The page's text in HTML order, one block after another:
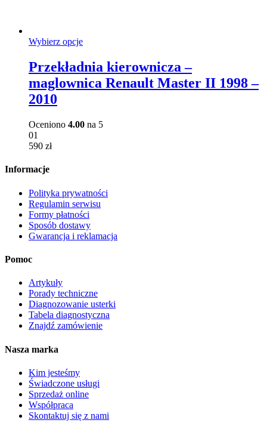
Wybierz opcjeTen
ma
wiele
wariantów.
na
Przekładnia kierownicza –
maglownica Renault Master II 1998 –
2010
Oceniono 4.00 na 5
01
590 zł
Informacje
Polityka prywatności
Regulamin serwisu
Formy płatności
Sposób dostawy
Gwarancja i reklamacja
Pomoc
Artykuły
Porady techniczne
Diagnozowanie usterki
Tabela diagnostyczna
Znajdź zamówienie
Nasza marka
Kim jesteśmy
Świadczone usługi
Sprzedaż online
Współpraca
Skontaktuj się z nami